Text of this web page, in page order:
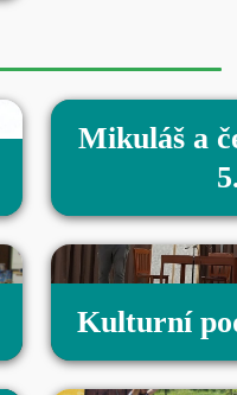
Mikuláš a
Kulturní